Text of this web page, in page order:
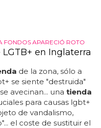
FONDOS APARECIÓ ROTO
en Inglaterra
de la zona, sólo a
se siente "destruida"
avecinan... una tienda
para causas lgbt+
de vandalismo,
el coste de sustituir el